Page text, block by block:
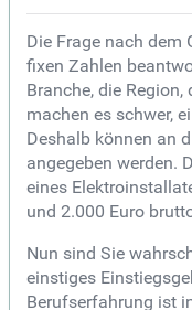
Die Frage nach
fixen Zahlen
Branche, die
machen es schwer,
Deshalb können an
angegeben werden.
eines
und 2.000 Euro
Nun sind Sie
einstiges
Berufserfahrung ist